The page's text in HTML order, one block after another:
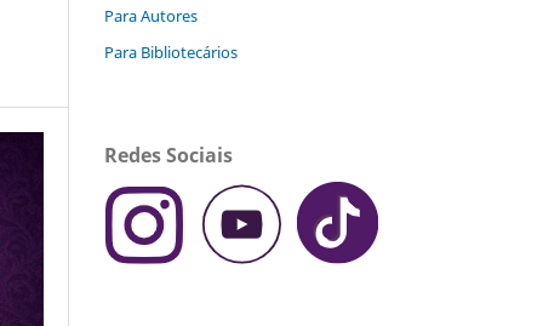
Para Autores
Para Bibliotecários
Redes Sociais